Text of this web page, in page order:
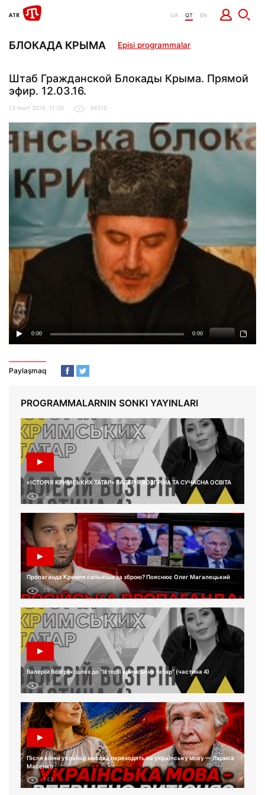
UA QT EN
БЛОКАДА КРЫМА Episi programmalar
Штаб Гражданской Блокады Крыма. Прямой
эфир. 12.03.16.
13 mart 2016, 11:00 34310
Paylaşmaq
PROGRAMMALARNIN SONKI YAYINLARI
«ІСТОРІЯ КРИМСЬКИХ ТАТАР» ВАЛЕРІЯ ВОЗГРІНА ТА СУЧАСНА ОСВІТА
58
Пропаганда Кремля сильніша за зброю? Пояснює Олег Магалецький
79
Валерій Возгрін: шлях до “Історії кримських татар” (частина 4)
67
Після війни українці масово переходять на українську мову — Лариса
Масенко
143